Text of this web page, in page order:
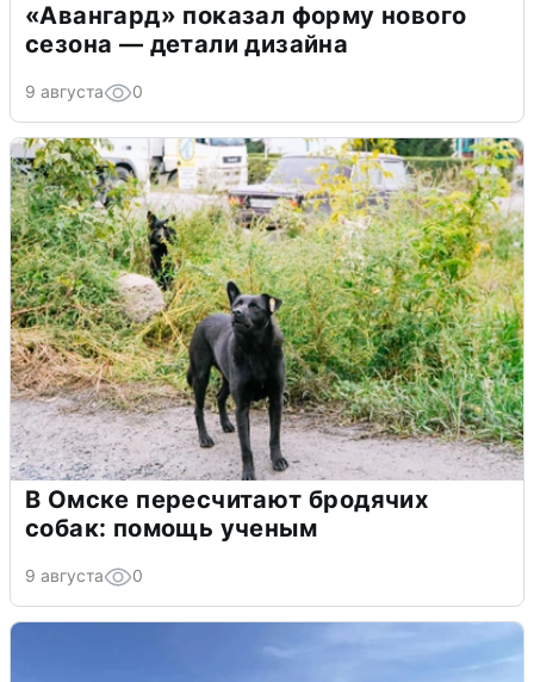
«Авангард» показал форму нового
сезона — детали дизайна
9 августа 0
В Омске пересчитают бродячих
собак: помощь ученым
9 августа 0